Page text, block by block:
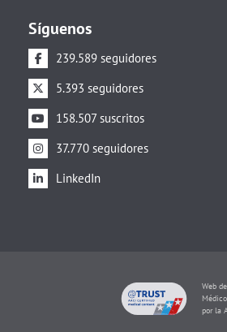
Síguenos
239.589 seguidores
5.393 seguidores
158.507 suscritos
37.770 seguidores
LinkedIn
Web
por la